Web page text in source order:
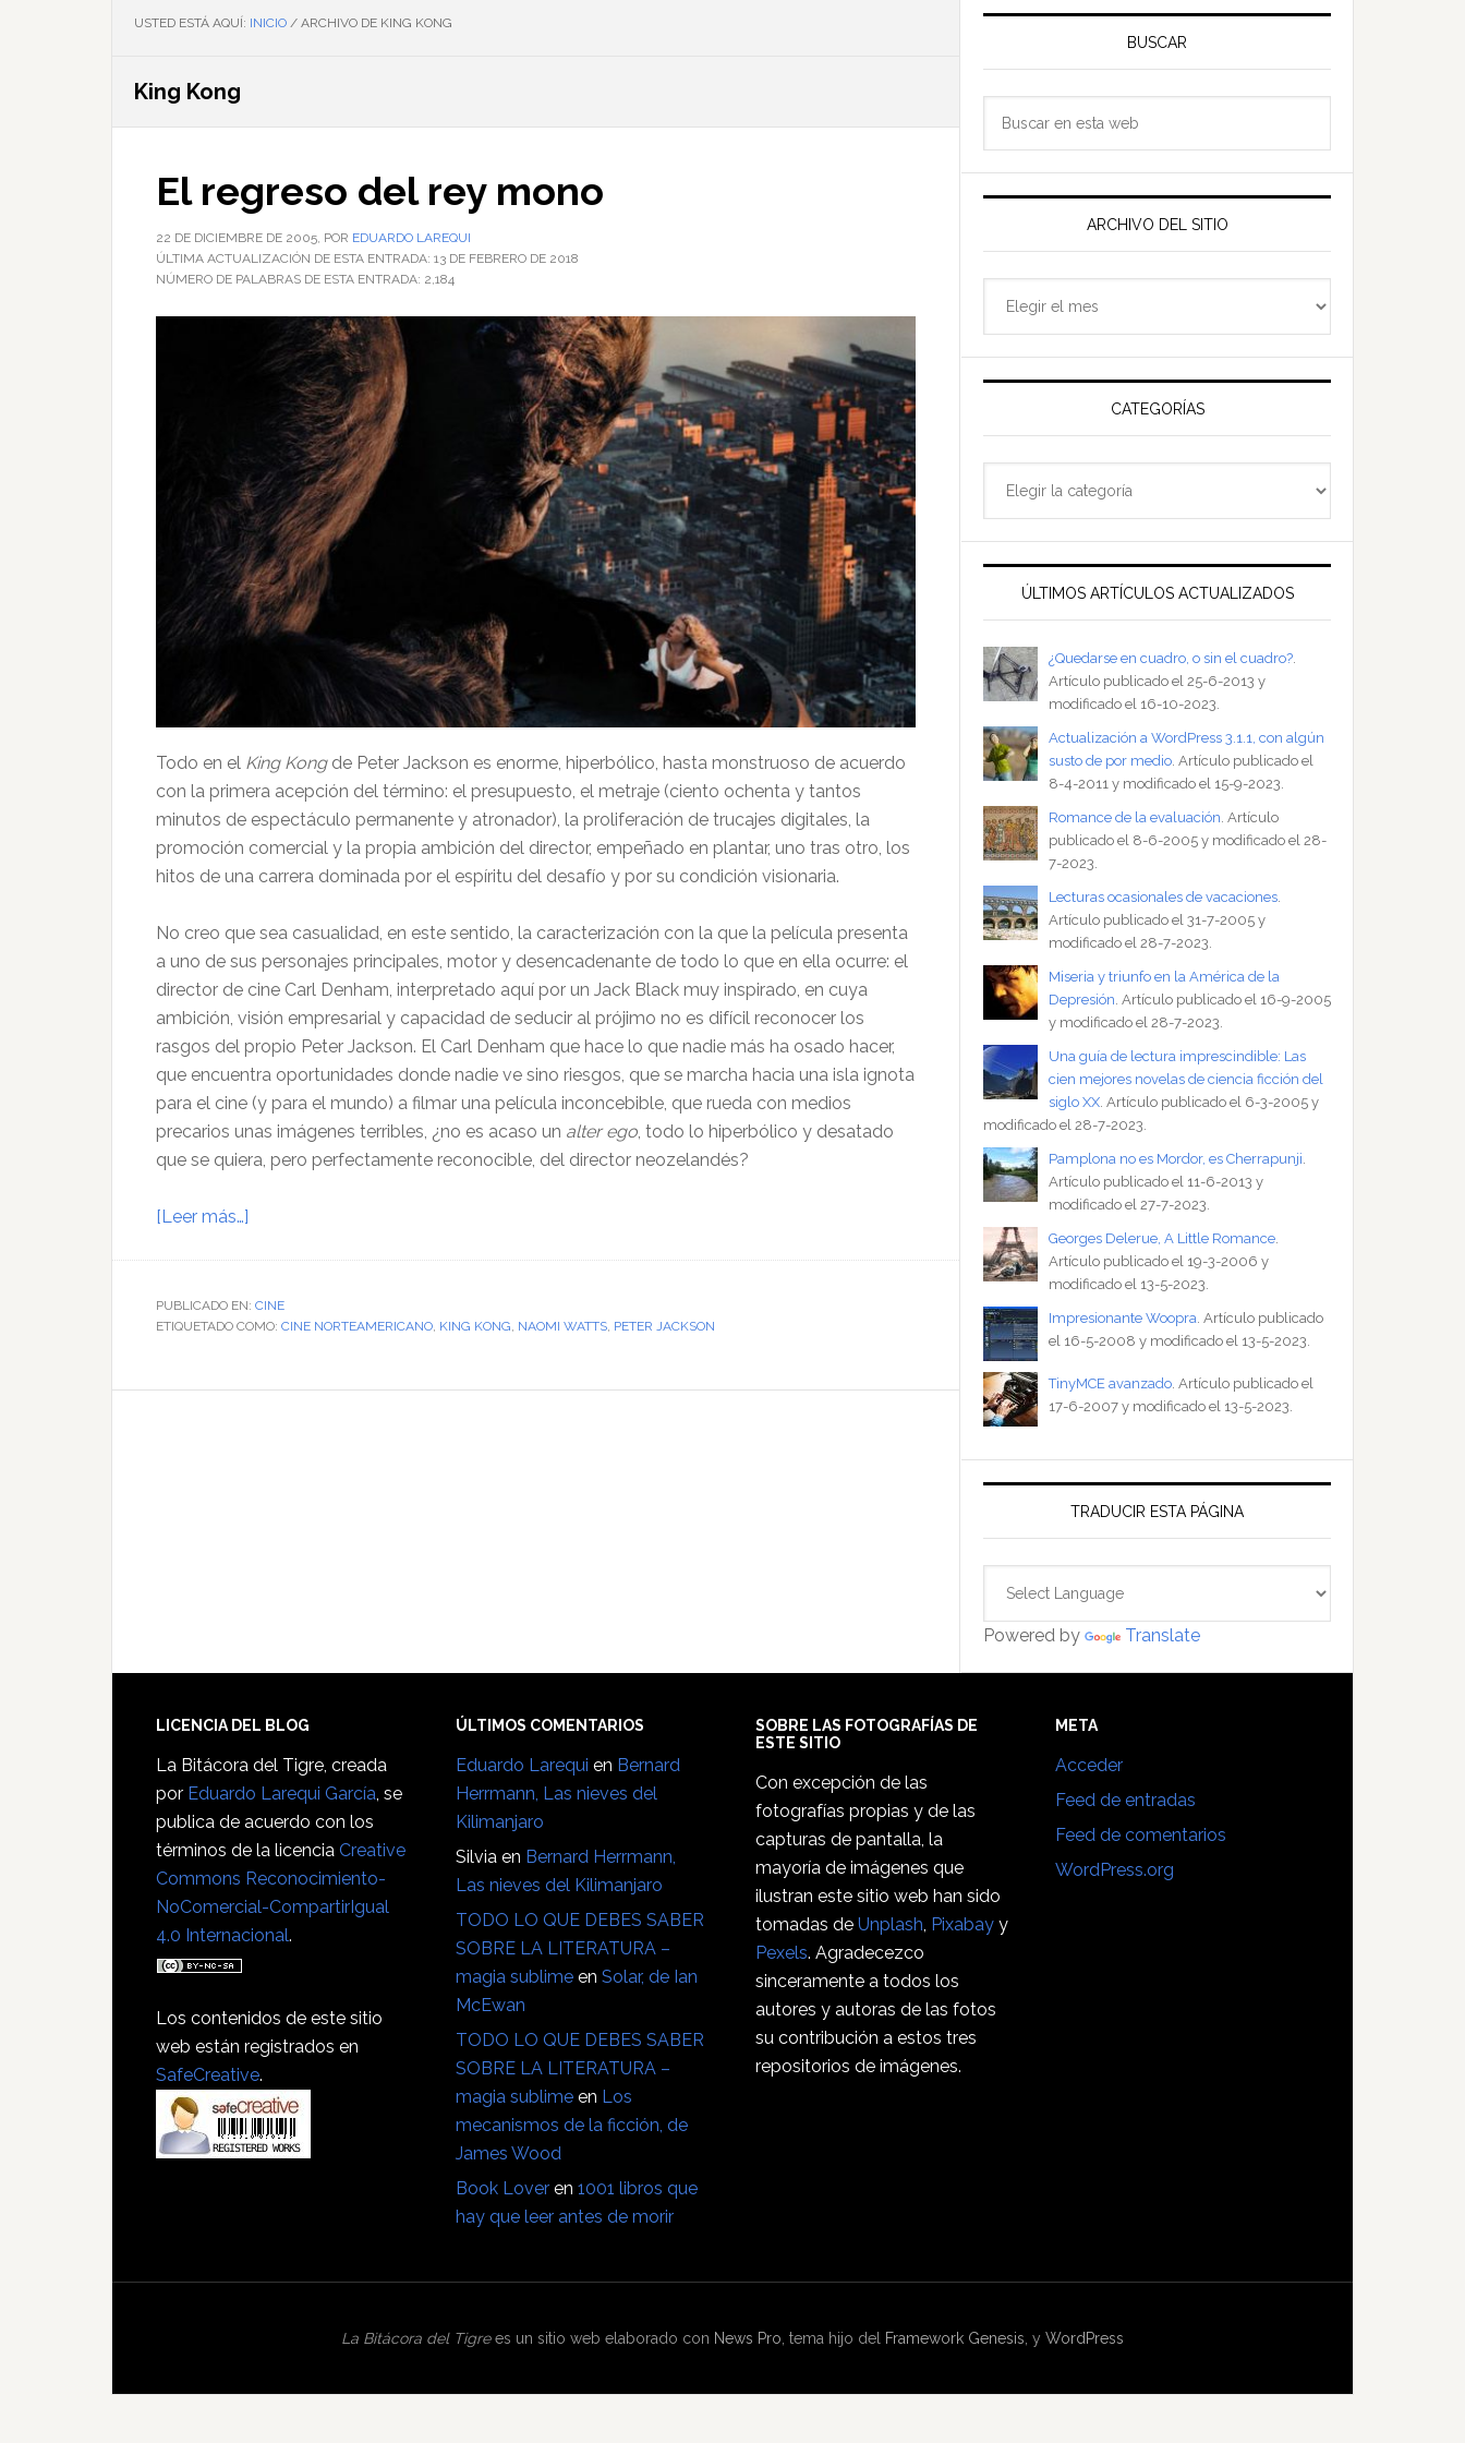
USTED ESTÁ AQUÍ: INICIO / ARCHIVO DE KING KONG
King Kong
El regreso del rey mono
22 DE DICIEMBRE DE 2005, POR EDUARDO LAREQUI
ÚLTIMA ACTUALIZACIÓN DE ESTA ENTRADA: 13 DE FEBRERO DE 2018
NÚMERO DE PALABRAS DE ESTA ENTRADA: 2,184
Todo en el King Kongde Peter Jackson es enorme, hiperbólico, hasta monstruoso de acuerdo
con la primera acepción del término: el presupuesto, el metraje (ciento ochenta y tantos
minutos de espectáculo permanente y atronador), la proliferación de trucajes digitales, la
promoción comercial y la propia ambición del director, empeñado en plantar, uno tras otro, los
hitos de una carrera dominada por el espíritu del desafío y por su condición visionaria.
No creo que sea casualidad, en este sentido, la caracterización con la que la película presenta
a uno de sus personajes principales, motor y desencadenante de todo lo que en ella ocurre: el
director de cine Carl Denham, interpretado aquí por un Jack Black muy inspirado, en cuya
ambición, visión empresarial y capacidad de seducir al prójimo no es difícil reconocer los
rasgos del propio Peter Jackson. El Carl Denham que hace lo que nadie más ha osado hacer,
que encuentra oportunidades donde nadie ve sino riesgos, que se marcha hacia una isla ignota
para el cine (y para el mundo) a filmar una película inconcebible, que rueda con medios
precarios unas imágenes terribles, ¿no es acaso un alter ego, todo lo hiperbólico y desatado
que se quiera, pero perfectamente reconocible, del director neozelandés?
[Leer más…]
regreso
del
mono
PUBLICADO EN: CINE
ETIQUETADO COMO: CINE NORTEAMERICANO, KING KONG, NAOMI WATTS, PETER JACKSON
Barra
principal
BUSCAR
web
ARCHIVO DEL SITIO
CATEGORÍAS
ÚLTIMOS ARTÍCULOS ACTUALIZADOS
¿Quedarse en cuadro, o sin el cuadro?.
Artículo publicado el 25-6-2013 y
modificado el 16-10-2023.
Actualización a WordPress 3.1.1, con algún
susto de por medio. Artículo publicado el
8-4-2011 y modificado el 15-9-2023.
Romance de la evaluación. Artículo
publicado el 8-6-2005 y modificado el 28-
7-2023.
Lecturas ocasionales de vacaciones.
Artículo publicado el 31-7-2005 y
modificado el 28-7-2023.
Miseria y triunfo en la América de la
Depresión. Artículo publicado el 16-9-2005
y modificado el 28-7-2023.
Una guía de lectura imprescindible: Las
cien mejores novelas de ciencia ficción del
siglo XX. Artículo publicado el 6-3-2005 y
modificado el 28-7-2023.
Pamplona no es Mordor, es Cherrapunji.
Artículo publicado el 11-6-2013 y
modificado el 27-7-2023.
Georges Delerue, A Little Romance.
Artículo publicado el 19-3-2006 y
modificado el 13-5-2023.
Impresionante Woopra. Artículo publicado
el 16-5-2008 y modificado el 13-5-2023.
TinyMCE avanzado. Artículo publicado el
17-6-2007 y modificado el 13-5-2023.
TRADUCIR ESTA PÁGINA
Powered by Translate
Footer
LICENCIA DEL BLOG
La Bitácora del Tigre, creada
por Eduardo Larequi García, se
publica de acuerdo con los
términos de la licencia Creative
Commons Reconocimiento-
NoComercial-CompartirIgual
4.0 Internacional.
Los contenidos de este sitio
web están registrados en
SafeCreative.
ÚLTIMOS COMENTARIOS
Eduardo Larequi en Bernard
Herrmann, Las nieves del
Kilimanjaro
Silvia en Bernard Herrmann,
Las nieves del Kilimanjaro
TODO LO QUE DEBES SABER
SOBRE LA LITERATURA –
magia sublime enSolar, de Ian
McEwan
TODO LO QUE DEBES SABER
SOBRE LA LITERATURA –
magia sublime en Los
mecanismos de la ficción, de
James Wood
Book Lover en1001 libros que
hay que leer antes de morir
SOBRE LAS FOTOGRAFÍAS DE
ESTE SITIO
Con excepción de las
fotografías propias y de las
capturas de pantalla, la
mayoría de imágenes que
ilustran este sitio web han sido
tomadas deUnplash, Pixabay y
Pexels. Agradecezco
sinceramente a todos los
autores y autoras de las fotos
su contribución a estos tres
repositorios de imágenes.
META
Acceder
Feed de entradas
Feed de comentarios
WordPress.org
La Bitácora del Tigrees un sitio web elaborado con News Pro, tema hijo del Framework Genesis, y WordPress